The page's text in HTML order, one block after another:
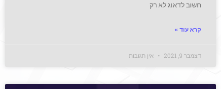
חשוב לדאוג לא רק
קרא עוד »
דצמבר 9, 2021 אין תגובות